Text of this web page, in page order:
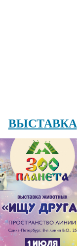
ВЫСТАВКА